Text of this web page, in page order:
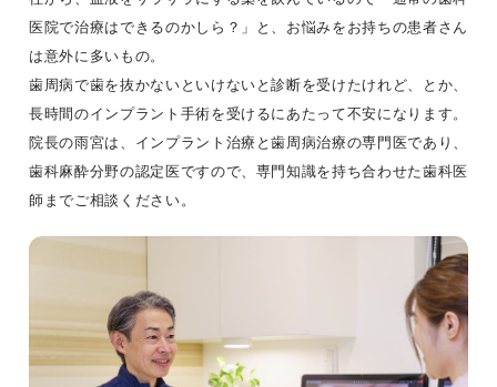
医院で治療はできるのかしら？」と、お悩みをお持ちの患者さん
は意外に多いもの。
歯周病で歯を抜かないといけないと診断を受けたけれど、とか、
長時間のインプラント手術を受けるにあたって不安になります。
院長の雨宮は、インプラント治療と歯周病治療の専門医であり、
歯科麻酔分野の認定医ですので、専門知識を持ち合わせた歯科医
師までご相談ください。